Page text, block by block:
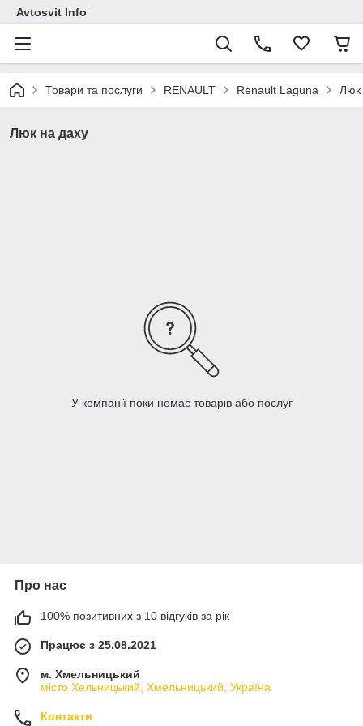
Avtosvit Info
Товари та послуги RENAULT Renault Laguna Люк
Люк на даху
У компанії поки немає товарів або послуг
Про нас
100% позитивних з 10 відгуків за рік
Працює з 25.08.2021
м. Хмельницький
місто Хельницький, Хмельницький, Україна
Контакти